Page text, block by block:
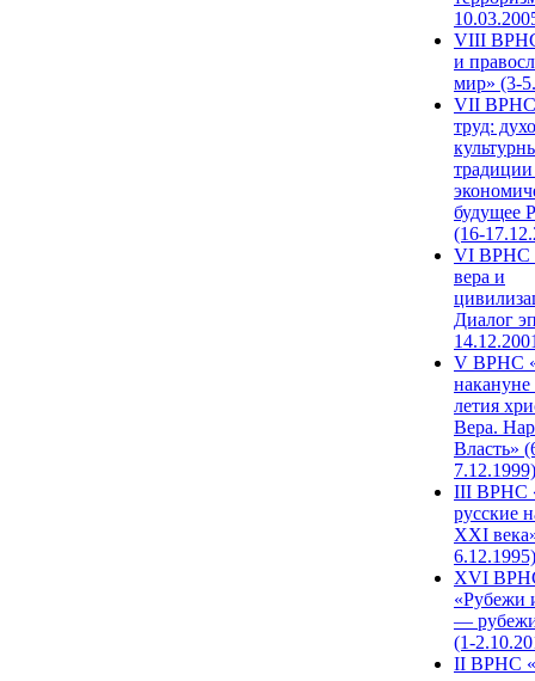
VIII
и
мир» (3-
VII ВРНС
труд:
будущее
(16-
VI ВРНС
вера и
Диалог
V ВРНС
накануне
летия
Вера.
Власть»
7.12.1999)
III ВРНС
русские
XXI
6.12.1995)
XVI
«Рубежи
—
(1-
II ВРНС